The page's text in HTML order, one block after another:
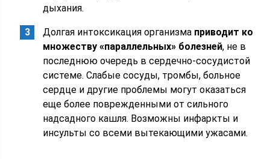
дыхания.
Долгая интоксикация организма приводит ко
множеству «параллельных» болезней, не в
последнюю очередь в сердечно-сосудистой
системе. Слабые сосуды, тромбы, больное
сердце и другие проблемы могут оказаться
еще более поврежденными от сильного
надсадного кашля. Возможны инфаркты и
инсульты со всеми вытекающими ужасами.